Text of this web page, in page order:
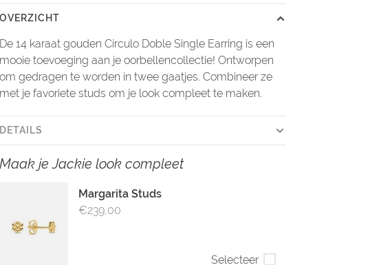
OVERZICHT
De 14 karaat gouden Círculo Doble Single Earring is een
mooie toevoeging aan je oorbellencollectie! Ontworpen
om gedragen te worden in twee gaatjes. Combineer ze
met je favoriete studs om je look compleet te maken.
DETAILS
Maak je Jackie look compleet
Margarita Studs
€239,00
Selecteer